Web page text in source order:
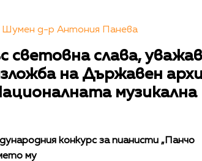
Шумен д-р Антония Панева
слава,
на Държавен
музикална
конкурс за пианисти „Панчо
му